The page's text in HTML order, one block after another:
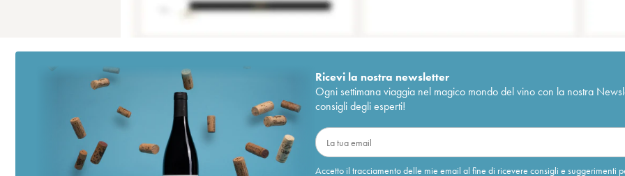
Ricevi la nostra newsletter
Ogni settimana viaggia nel magico mondo del vino con la nostra
consigli degli esperti!
Accetto il tracciamento delle mie email al fine di ricevere consigli e suggerimenti